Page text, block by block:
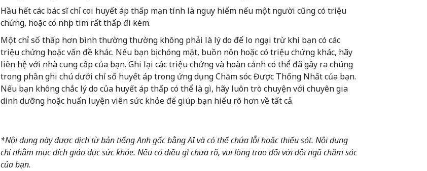
Hầu hết các bác sĩ chỉ coi huyết áp thấp mạn tính là nguy hiểm nếu một người cũng có triệu
chứng, hoặc có nhịp tim rất thấp đi kèm.
Một chỉ số thấp hơn bình thường thường không phải là lý do để lo ngại trừ khi bạn có các
triệu chứng hoặc vấn đề khác. Nếu bạn bị chóng mặt, buồn nôn hoặc có triệu chứng khác, hãy
liên hệ với nhà cung cấp của bạn. Ghi lại các triệu chứng và hoàn cảnh có thể đã gây ra chúng
trong phần ghi chú dưới chỉ số huyết áp trong ứng dụng Chăm sóc Được Thống Nhất của bạn.
Nếu bạn không chắc lý do của huyết áp thấp có thể là gì, hãy luôn trò chuyện với chuyên gia
dinh dưỡng hoặc huấn luyện viên sức khỏe để giúp bạn hiểu rõ hơn về tất cả.
*Nội dung này được dịch từ bản tiếng Anh gốc bằng AI và có thể chứa lỗi hoặc thiếu sót. Nội dung
chỉ nhằm mục đích giáo dục sức khỏe. Nếu có điều gì chưa rõ, vui lòng trao đổi với đội ngũ chăm sóc
của bạn.